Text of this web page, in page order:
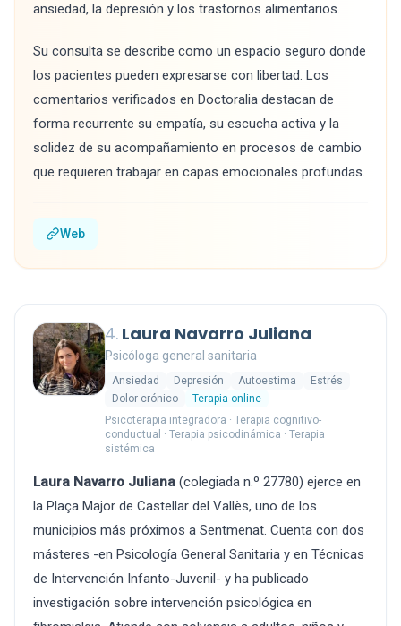
ansiedad, la depresión y los trastornos alimentarios.
Su consulta se describe como un espacio seguro donde
los pacientes pueden expresarse con libertad. Los
comentarios verificados en Doctoralia destacan de
forma recurrente su empatía, su escucha activa y la
solidez de su acompañamiento en procesos de cambio
que requieren trabajar en capas emocionales profundas.
Web
4. Laura Navarro Juliana
Psicóloga general sanitaria
Ansiedad Depresión Autoestima
Estrés
Dolor crónico
Terapia online
Psicoterapia integradora · Terapia cognitivo-
conductual · Terapia psicodinámica · Terapia
sistémica
Laura Navarro Juliana (colegiada n.º 27780) ejerce en
la Plaça Major de Castellar del Vallès, uno de los
municipios más próximos a Sentmenat. Cuenta con dos
másteres -en Psicología General Sanitaria y en Técnicas
de Intervención Infanto-Juvenil- y ha publicado
investigación sobre intervención psicológica en